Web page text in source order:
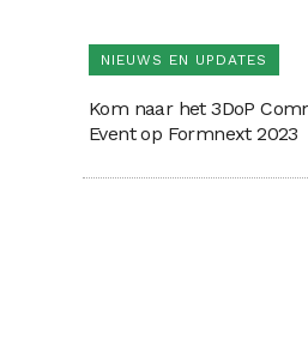
NIEUWS EN UPDATES
Kom naar het 3DoP
Event op Formnext 2023